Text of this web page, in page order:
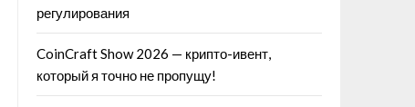
регулирования
CoinCraft Show 2026 — крипто-ивент,
который я точно не пропущу!